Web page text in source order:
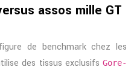
assos mille GT
de benchmark chez les
des tissus exclusifs Gore-